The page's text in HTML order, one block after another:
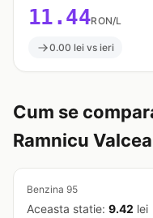
11.44RON/L
0.00 lei vs ieri
Cum se
Ramnicu Valcea
Benzina 95
Aceasta statie: 9.42 lei